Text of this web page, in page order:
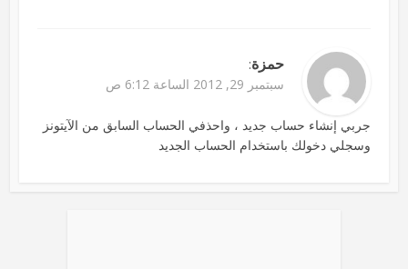
حمزة:
سبتمبر 29, 2012 الساعة 6:12 ص
جربي إنشاء حساب جديد ، واحذفي الحساب السابق من الآيتونز
وسجلي دخولك باستخدام الحساب الجديد